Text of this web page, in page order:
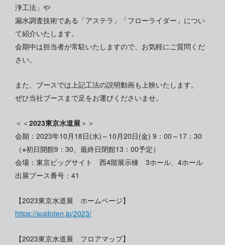
浄工法」や
漏水調査技術である「アステラ」「フローライダー」につい
て紹介いたします。
会期中は担当者が常駐いたしますので、お気軽にご質問くだ
さい。
また、ブースでは上記工法の説明動画も上映いたします。
ぜひ当社ブースまで足をお運びくださいませ。
＜＜2023東京水道展＞＞
会期：2023年10月18日(水)～10月20日(金) 9：00～17：30
（※初日開館9：30、最終日閉館13：00予定）
会場：東京ビッグサイト 西4階展示棟 3ホール、4ホール
出展ブース番号：41
【2023東京水道展 ホームページ】
https://suidoten.jp/2023/
【2023東京水道展 フロアマップ】